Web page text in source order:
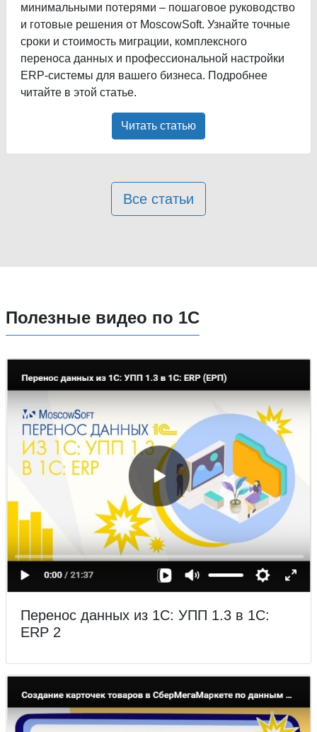
минимальными потерями – пошаговое руководство
и готовые решения от MoscowSoft. Узнайте точные
сроки и стоимость миграции, комплексного
переноса данных и профессиональной настройки
ERP-системы для вашего бизнеса. Подробнее
читайте в этой статье.
Читать статью
Все статьи
Полезные видео по 1С
Перенос данных из 1С: УПП 1.3 в 1С:
ERP 2